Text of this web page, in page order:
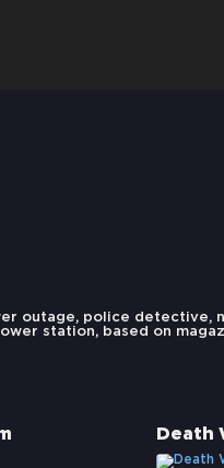
outage, police detective,
station, based on
Death